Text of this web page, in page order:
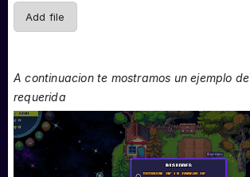
Add file
A continuacion te mostramos un ejemplo
requerida